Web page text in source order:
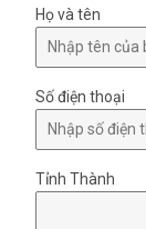
Họ và tên
Số điện thoại
Tỉnh Thành